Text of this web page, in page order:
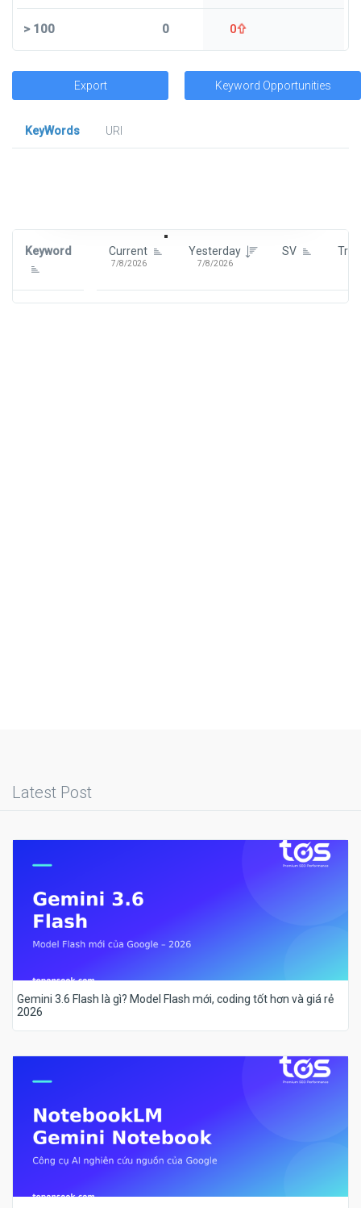
>100 0 0
Export Keyword Opportunities
KeyWords
URl
Keyword Current
7/8/2026
Yesterday
7/8/2026
SV
Latest Post
Gemini 3.6 Flash là gì? Model Flash mới, coding tốt hơn và giá rẻ
2026